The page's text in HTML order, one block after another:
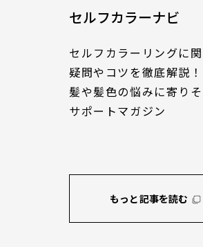
セルフカラーナビ
セルフカラーリングに
疑問やコツを徹底解説！
髪や髪色の悩みに寄り
サポートマガジン
もっと記事を読む
髪染めをする頻度は
？行けないときの対
染めをする頻度や、忙しくて
白髪が
が多い
白髪が生